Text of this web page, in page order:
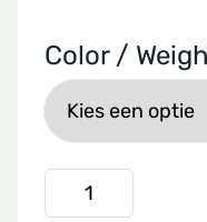
Color /
Discmania